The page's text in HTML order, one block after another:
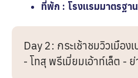
ที่พัก : โรงเเรมมาตรฐ
Day 2: กระเช้าชมวิวเมือง
- โทสุ พรีเมี่ยมเอ้าท์เล็ต -